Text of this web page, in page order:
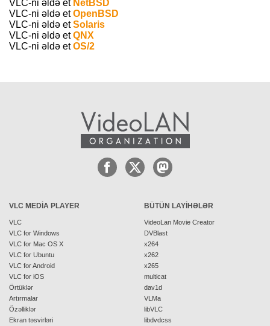
VLC-ni əldə et NetBSD
VLC-ni əldə etOpenBSD
VLC-ni əldə etSolaris
VLC-ni əldə etQNX
VLC-ni əldə etOS/2
VLC MEDIA PLAYER
VLC
VLC for Windows
VLC for Mac OS X
VLC for Ubuntu
VLC for Android
VLC for iOS
Örtüklər
Artırmalar
Özəlliklər
Ekran təsvirləri
BÜTÜN LAYIHƏLƏR
VideoLan Movie Creator
DVBlast
x264
x262
x265
multicat
dav1d
VLMa
libVLC
libdvdcss